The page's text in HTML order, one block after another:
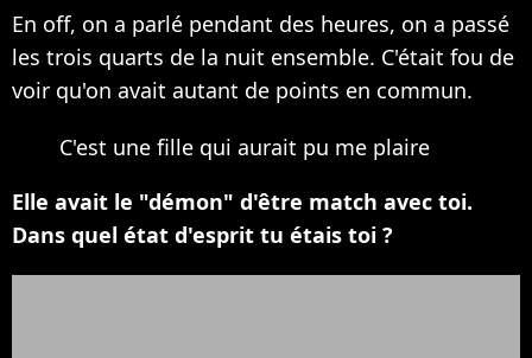
En off, on a parlé pendant des heures, on a passé
les trois quarts de la nuit ensemble. C'était fou de
voir qu'on avait autant de points en commun.
C'est une fille qui aurait pu me plaire
Elle avait le "démon" d'être match avec toi.
Dans quel état d'esprit tu étais toi ?